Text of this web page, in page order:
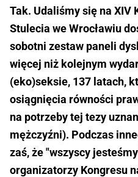
Tak. Udaliśmy się na XIV
Stulecia we Wrocławiu
sobotni zestaw paneli
więcej niż kolejnym
(eko)seksie, 137 latach,
osiągnięcia równości
na potrzeby tej tezy
mężczyźni). Podczas
zaś, że "wszyscy
organizatorzy Kongresu